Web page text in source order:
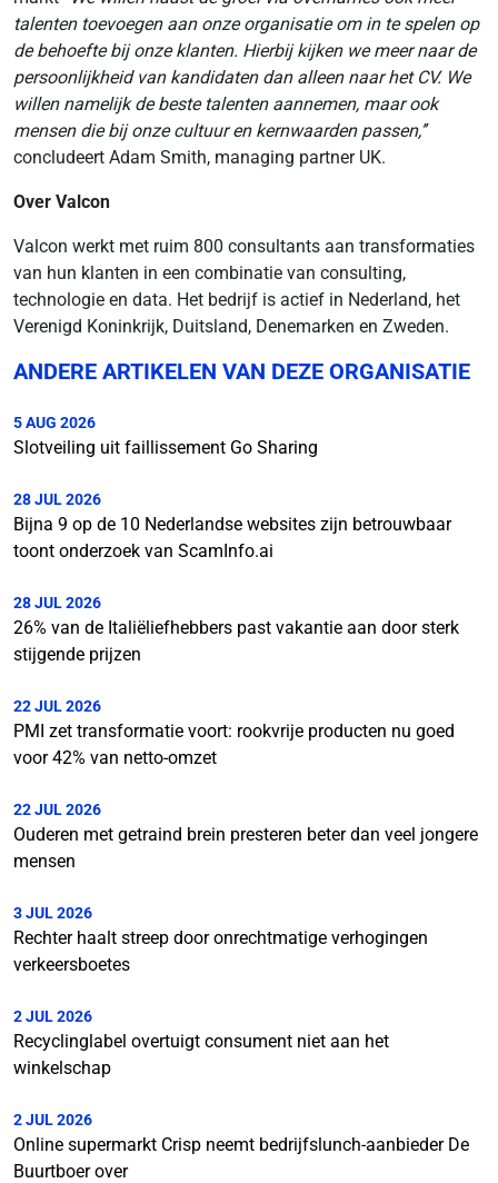
talenten toevoegen aan onze organisatie om in te spelen op
de behoefte bij onze klanten. Hierbij kijken we meer naar de
persoonlijkheid van kandidaten dan alleen naar het CV. We
willen namelijk de beste talenten aannemen, maar ook
mensen die bij onze cultuur en kernwaarden passen,’’
concludeert Adam Smith, managing partner UK.
Over Valcon
Valcon werkt met ruim 800 consultants aan transformaties
van hun klanten in een combinatie van consulting,
technologie en data. Het bedrijf is actief in Nederland, het
Verenigd Koninkrijk, Duitsland, Denemarken en Zweden.
ANDERE ARTIKELEN VAN DEZE ORGANISATIE
5 AUG 2026
Slotveiling uit faillissement Go Sharing
28 JUL 2026
Bijna 9 op de 10 Nederlandse websites zijn betrouwbaar
toont onderzoek van ScamInfo.ai
28 JUL 2026
26% van de Italiëliefhebbers past vakantie aan door sterk
stijgende prijzen
22 JUL 2026
PMI zet transformatie voort: rookvrije producten nu goed
voor 42% van netto-omzet
22 JUL 2026
Ouderen met getraind brein presteren beter dan veel jongere
mensen
3 JUL 2026
Rechter haalt streep door onrechtmatige verhogingen
verkeersboetes
2 JUL 2026
Recyclinglabel overtuigt consument niet aan het
winkelschap
2 JUL 2026
Online supermarkt Crisp neemt bedrijfslunch-aanbieder De
Buurtboer over